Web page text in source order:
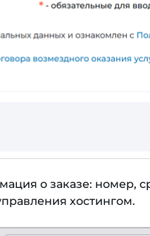
о заказе: номер,
хостингом.